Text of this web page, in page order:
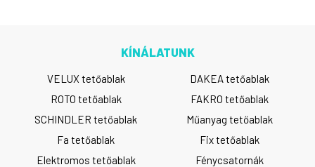
KÍNÁLATUNK
VELUX tetőablak
DAKEA tetőablak
ROTO tetőablak
FAKRO tetőablak
SCHINDLER tetőablak
Műanyag tetőablak
Fa tetőablak
Fix tetőablak
Elektromos tetőablak
Fénycsatornák